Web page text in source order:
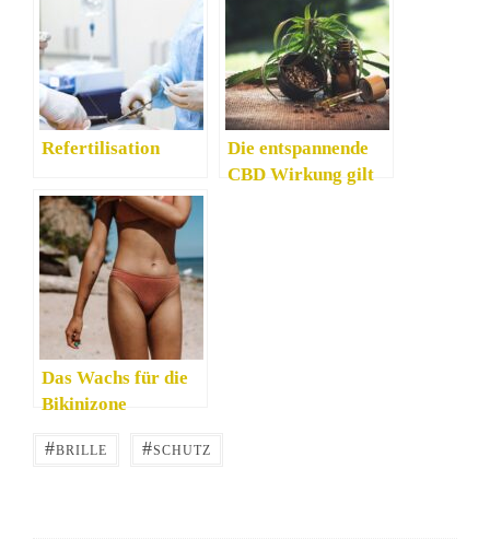
Refertilisation
Die entspannende
CBD Wirkung gilt
Das Wachs für die
Bikinizone
#BRILLE #SCHUTZ